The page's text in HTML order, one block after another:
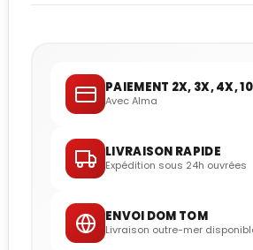
PAIEMENT 2X, 3X, 4X,
Avec Alma
LIVRAISON RAPIDE
Expédition sous 24h ouvrées
ENVOI DOM TOM
Livraison outre-mer